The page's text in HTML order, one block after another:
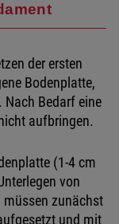
der ersten
Bodenplatte,
Nach Bedarf eine
aufbringen.
(1-4 cm
von
müssen zunächst
und mit